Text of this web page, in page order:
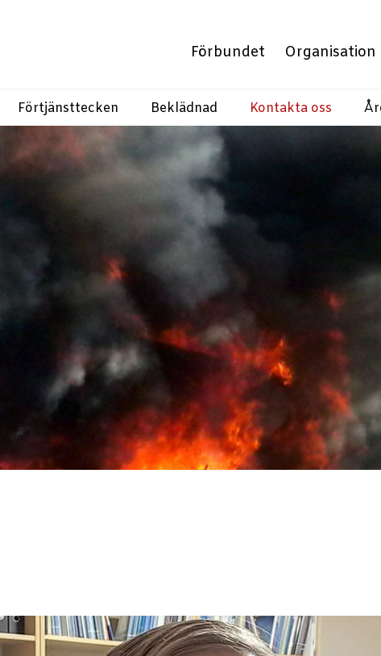
Förbundet Organisation
Förtjänsttecken Beklädnad Kontakta oss